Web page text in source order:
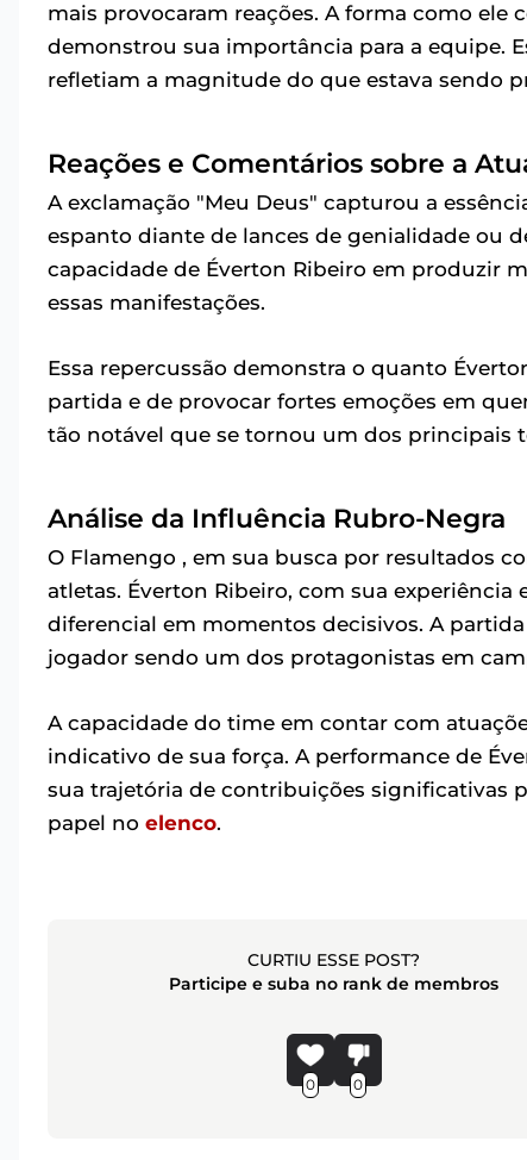
mais provocaram reações. A forma como
demonstrou sua importância para a equipe.
refletiam a magnitude do que estava sendo
Reações e Comentários sobre a
A exclamação "Meu Deus" capturou a
espanto diante de lances de genialidade ou
capacidade de Éverton Ribeiro em produzir
essas manifestações.
Essa repercussão demonstra o quanto
partida e de provocar fortes emoções em
tão notável que se tornou um dos principais
Análise da Influência Rubro-Negra
O Flamengo , em sua busca por resultados
atletas. Éverton Ribeiro, com sua
diferencial em momentos decisivos. A
jogador sendo um dos protagonistas em
A capacidade do time em contar com
indicativo de sua força. A performance de
sua trajetória de contribuições significativas
papel no elenco.
CURTIU ESSE POST?
Participe e suba no rank de membros
0 0